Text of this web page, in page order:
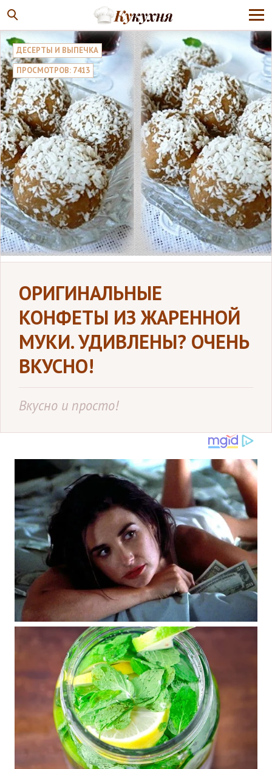
ДЕСЕРТЫ И ВЫПЕЧКА
ПРОСМОТРОВ: 7413
ОРИГИНАЛЬНЫЕ
КОНФЕТЫ ИЗ ЖАРЕННОЙ
МУКИ. УДИВЛЕНЫ? ОЧЕНЬ
ВКУСНО!
Вкусно и просто!